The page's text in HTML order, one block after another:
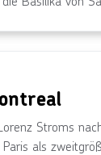
Stroms
als